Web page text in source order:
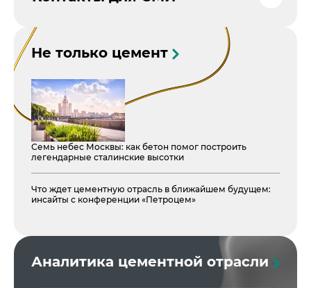
Не только цемент
Семь небес Москвы: как бетон помог построить
легендарные сталинские высотки
Что ждет цементную отрасль в ближайшем будущем:
инсайты с конференции «Петроцем»
Аналитика цементной отрасли